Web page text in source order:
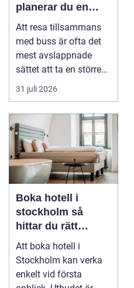
planerar du en
trygg och smidig
gruppresa
Att resa tillsammans
med buss är ofta det
mest avslappnade
sättet att ta en större
grupp från punkt ...
31 juli 2026
Boka hotell i
stockholm så
hittar du rätt
boende för din
vistelse
Att boka hotell i
Stockholm kan verka
enkelt vid första